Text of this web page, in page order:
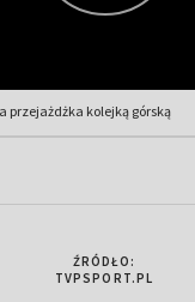
przejażdżka kolejką górską
ŹRÓDŁO:
TVPSPORT.PL